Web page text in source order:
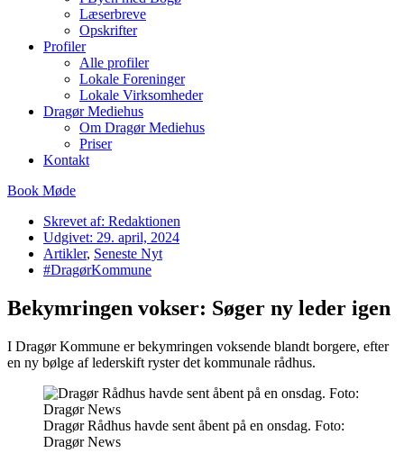
Læserbreve
Opskrifter
Profiler
Alle profiler
Lokale Foreninger
Lokale Virksomheder
Dragør Mediehus
Om Dragør Mediehus
Priser
Kontakt
Book Møde
Skrevet af: Redaktionen
Udgivet: 29. april, 2024
Artikler, Seneste Nyt
#DragørKommune
Bekymringen vokser: Søger ny leder igen
I Dragør Kommune er bekymringen voksende blandt borgere, efter
en ny bølge af lederskift ryster det kommunale rådhus.
Dragør Rådhus havde sent åbent på en onsdag. Foto:
Dragør News